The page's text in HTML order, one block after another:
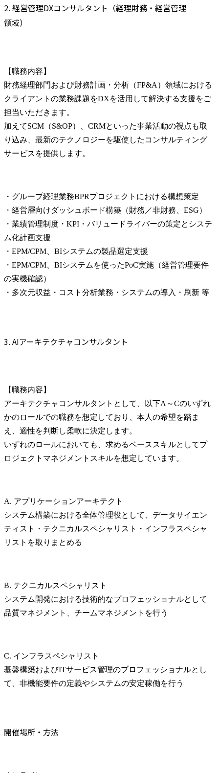
2. 経営管理DXコンサルタント（経理財務・経営管理
領域）
【職務内容】
財務経理部門および財務計画・分析（FP&A）領域における
クライアントの業務課題をDXを活用して解決する支援をご
担当いただきます。
加えてSCM（S&OP）、CRMといった事業活動の視点も取
り込み、最新のテクノロジーを駆使したコンサルティング
サービスを提供します。
・グループ経理業務BPRプロジェクトにおける構想策定
・経営層向けダッシュボード構築（財務／非財務、ESG）
・業績管理制度・KPI・バリュードライバーの策定とシステ
ム化計画支援
・EPM/CPM、BIシステムの製品選定支援
・EPM/CPM、BIシステムを使ったPoC実施（経営管理要件
の実機確認）
・多次元収益・コスト分析業務・システムの導入・刷新 等
3. AIアーキテクチャコンサルタント
【職務内容】
アーキテクチャコンサルタントとして、以下A～Cのいずれ
かのロールでの職務を想定しており、本人の希望を踏ま
え、適性を判断し柔軟に決定します。
いずれのロールにおいても、求めるベーススキルとしてプ
ロジェクトマネジメントスキルを想定しています。
A. アプリケーションアーキテクト
システム構築における全体管理役として、データサイエン
ティスト・テクニカルスペシャリスト・インフラスペシャ
リストを取りまとめる
B. テクニカルスペシャリスト
システム開発における技術的なプロフェッショナルとして
品質マネジメント、チームマネジメントを行う
C. インフラスペシャリスト
基盤構築およびITサービス管理のプロフェッショナルとし
て、非機能要件の定義やシステムの安定稼働を行う
開催場所・方法